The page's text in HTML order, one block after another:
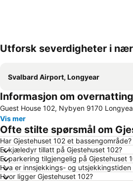
Utforsk severdigheter i
Svalbard Airport, Longyear
Informasjon om
Guest House 102, Nybyen 9170
Vis mer
Ofte stilte spørsmål om
Har Gjestehuset 102 et bassengområde?
Er kjæledyr tillatt på Gjestehuset 102?
Er parkering tilgjengelig på Gjestehuset
Hva er innsjekkings- og utsjekkingstiden
Hvor ligger Gjestehuset 102?